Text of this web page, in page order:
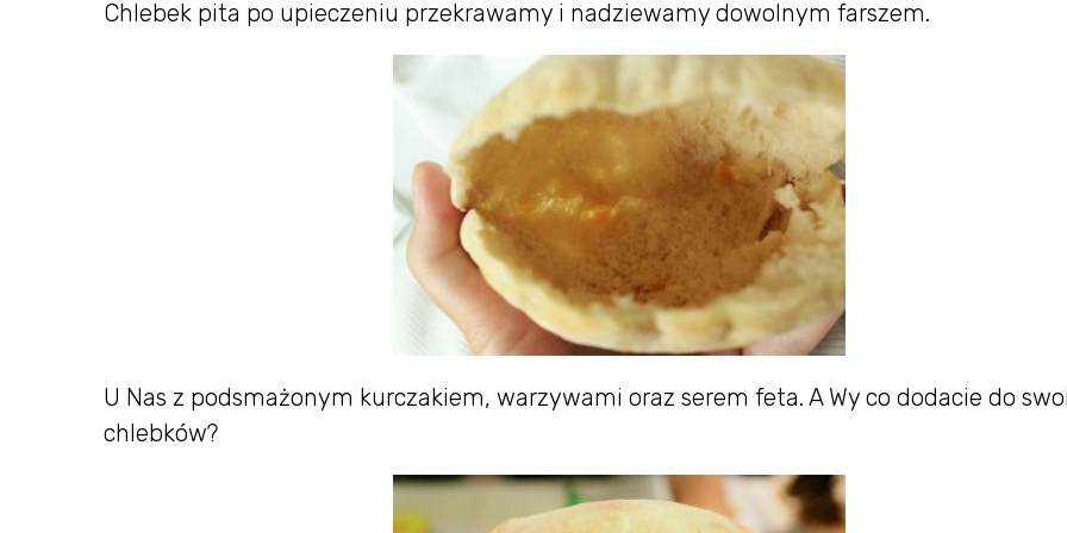
Chlebek pita po upieczeniu przekrawamy i nadziewamy dowolnym farszem.
U Nas z podsmażonym kurczakiem, warzywami oraz serem feta. A Wy co dodacie do
chlebków?